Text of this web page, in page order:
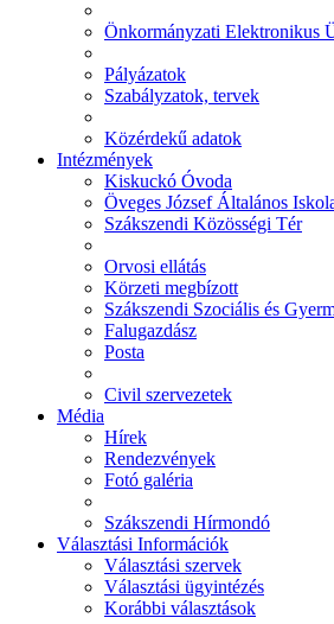
Önkormányzati Elektronikus
Pályázatok
Szabályzatok, tervek
Közérdekű adatok
Intézmények
Kiskuckó Óvoda
Öveges József Általános
Szákszendi Közösségi Tér
Orvosi ellátás
Körzeti megbízott
Szákszendi Szociális és
Falugazdász
Posta
Civil szervezetek
Média
Hírek
Rendezvények
Fotó galéria
Szákszendi Hírmondó
Választási Információk
Választási szervek
Választási ügyintézés
Korábbi választások